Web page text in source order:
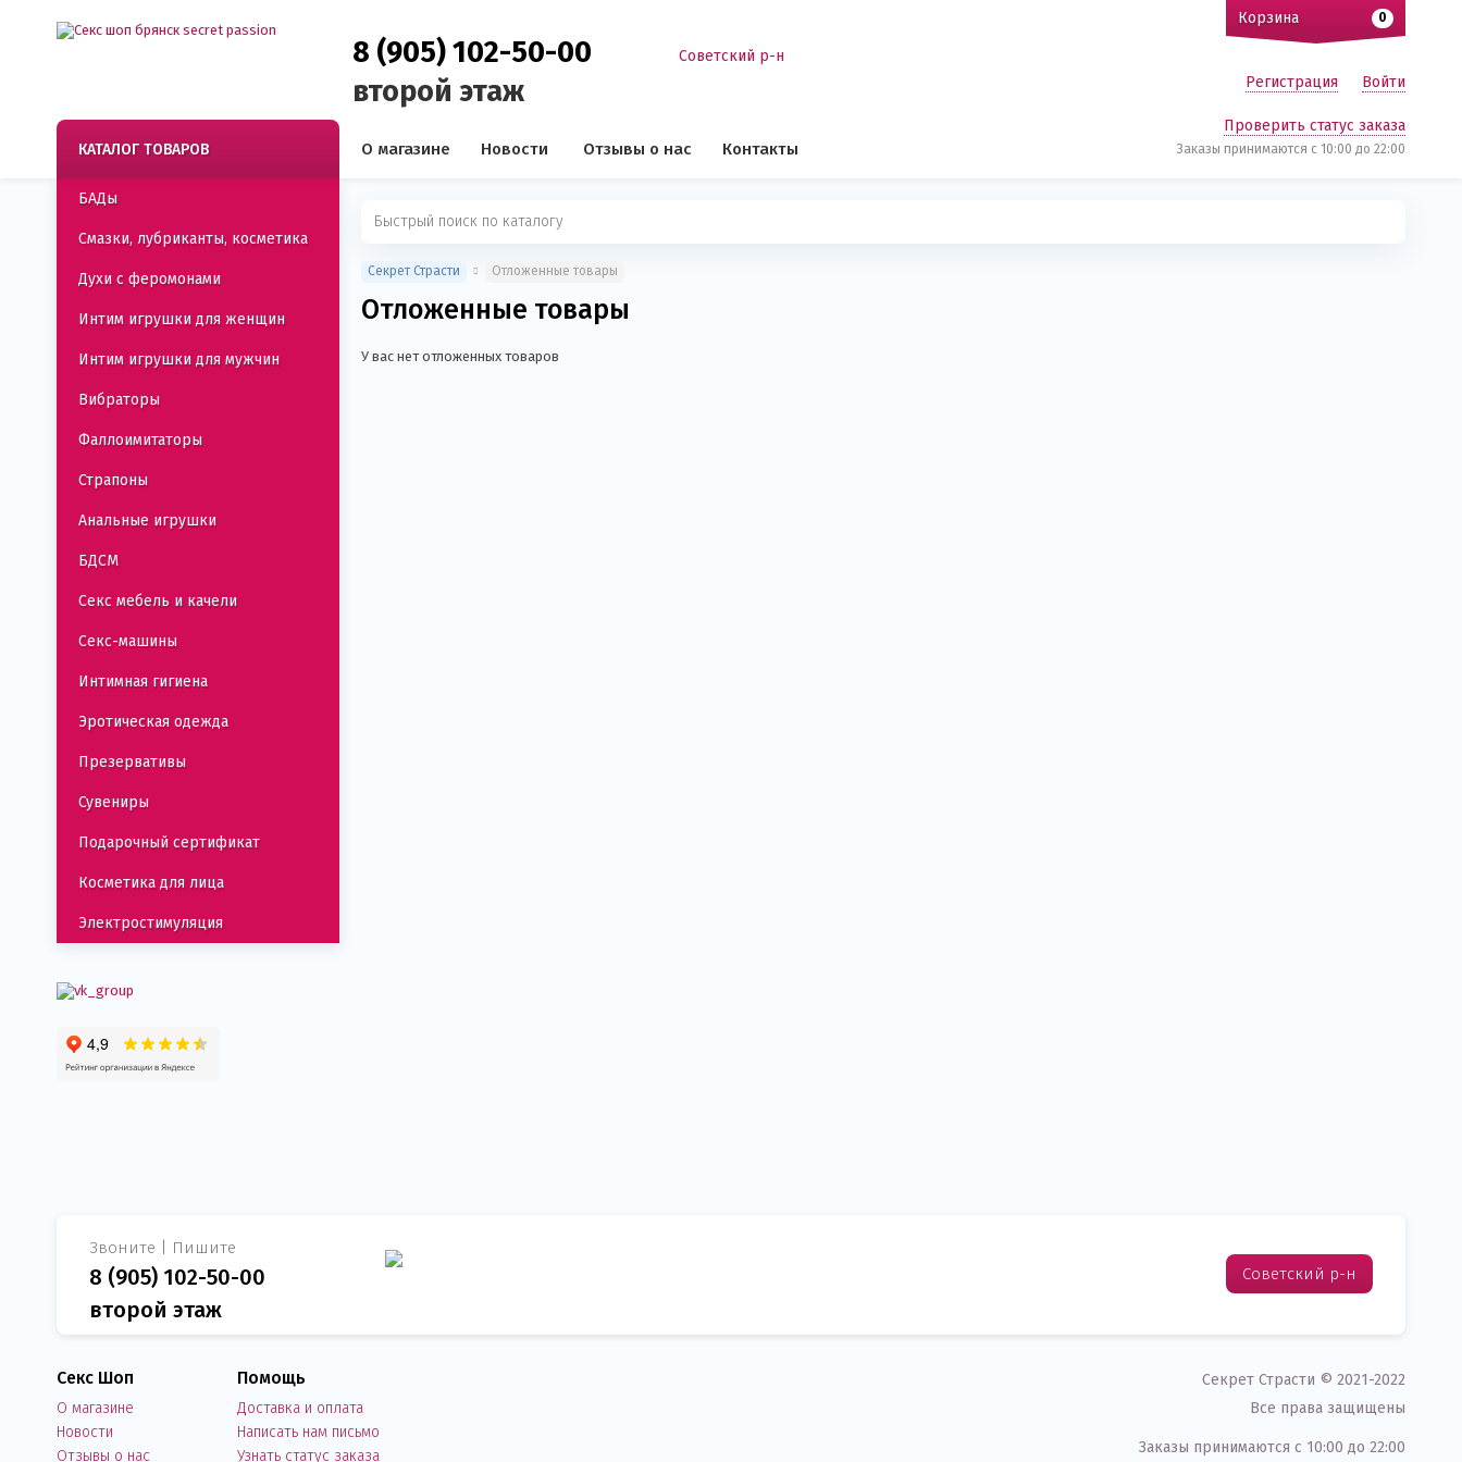
8 (905) 102-50-00
второй этаж
Советский р-н
Регистрация
Войти
КАТАЛОГ ТОВАРОВ О магазине Новости Отзывы о нас Контакты
Проверить статус заказа
Заказы принимаются c 10:00 до 22:00
БАДы
Смазки, лубриканты, косметика
Духи с феромонами
Интим игрушки для женщин
Интим игрушки для мужчин
Вибраторы
Фаллоимитаторы
Страпоны
Анальные игрушки
БДСМ
Секс мебель и качели
Секс-машины
Интимная гигиена
Эротическая одежда
Презервативы
Сувениры
Подарочный сертификат
Косметика для лица
Электростимуляция
Секрет Страсти Отложенные товары
Отложенные товары
У вас нет отложенных товаров
Звоните | Пишите
8 (905) 102-50-00
второй этаж
Советский р-н
Секс Шоп
О магазине
Новости
Отзывы о нас
Помощь
Доставка и оплата
Написать нам письмо
Узнать статус заказа
Секрет Страсти © 2021-2022
Все права защищены
Заказы принимаются c 10:00 до 22:00
Корзина 0